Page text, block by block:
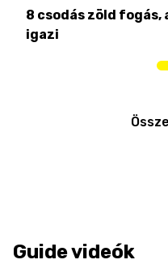
8 csodás zöld
igazi
Guide videók